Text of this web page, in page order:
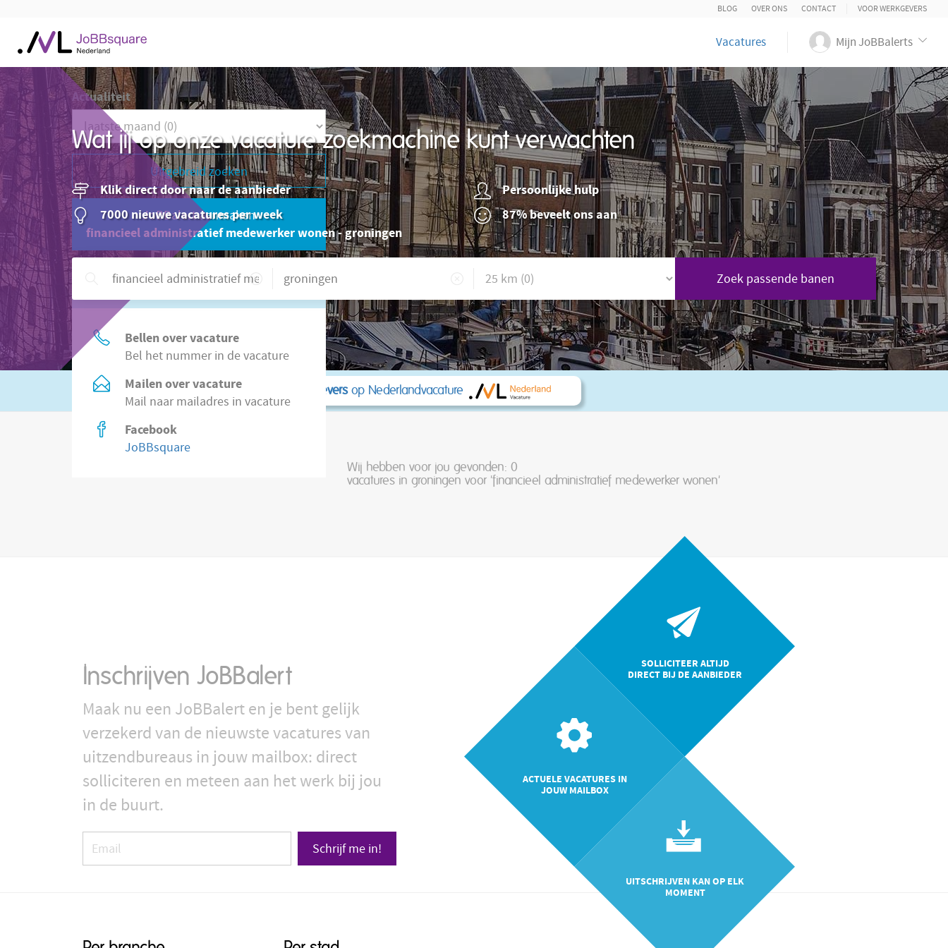
BLOG OVER ONS CONTACT VOOR WERKGEVERS
Vacatures Mijn JoBBalerts
Wat jij op onze vacature zoekmachine kunt verwachten
Klik direct door naar de aanbieder
Persoonlijke hulp
7000 nieuwe vacatures per week
87% beveelt ons aan
Zoek passende banen
Of zoek in8.500 vacatures direct bij werkgeversop Nederlandvacature
Actualiteit
Uitgebreid zoeken
JoBBalert aanmaken
financieel administratief medewerker wonen - groningen
Bellen over vacature
Bel het nummer in de vacature
Mailen over vacature
Mail naar mailadres in vacature
Facebook
JoBBsquare
Wij hebben voor jou gevonden: 0
vacatures in groningen voor 'financieel administratief medewerker wonen'
Inschrijven JoBBalert
Maak nu een JoBBalert en je bent gelijk
verzekerd van de nieuwste vacatures van
uitzendbureaus in jouw mailbox: direct
solliciteren en meteen aan het werk bij jou
in de buurt.
SOLLICITEER ALTIJD
DIRECT BIJ DE AANBIEDER
ACTUELE VACATURES IN
JOUW MAILBOX
UITSCHRIJVEN KAN OP ELK
MOMENT
Schrijf me in!